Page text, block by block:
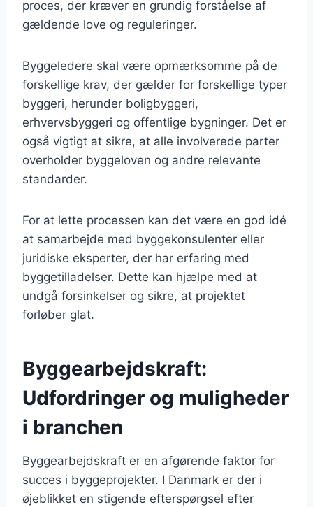
proces, der kræver en grundig forståelse af
gældende love og reguleringer.
Byggeledere skal være opmærksomme på de
forskellige krav, der gælder for forskellige typer
byggeri, herunder boligbyggeri,
erhvervsbyggeri og offentlige bygninger. Det er
også vigtigt at sikre, at alle involverede parter
overholder byggeloven og andre relevante
standarder.
For at lette processen kan det være en god idé
at samarbejde med byggekonsulenter eller
juridiske eksperter, der har erfaring med
byggetilladelser. Dette kan hjælpe med at
undgå forsinkelser og sikre, at projektet
forløber glat.
Byggearbejdskraft:
Udfordringer og muligheder
i branchen
Byggearbejdskraft er en afgørende faktor for
succes i byggeprojekter. I Danmark er der i
øjeblikket en stigende efterspørgsel efter